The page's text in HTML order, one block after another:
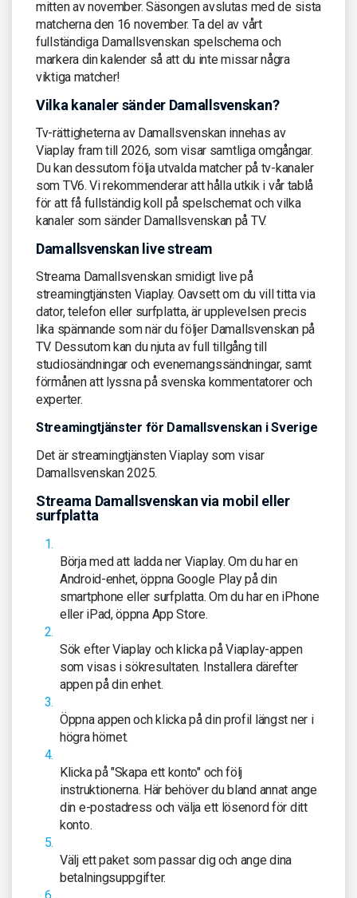
mitten av november. Säsongen avslutas med de sista
matcherna den 16 november. Ta del av vårt
fullständiga Damallsvenskan spelschema och
markera din kalender så att du inte missar några
viktiga matcher!
Vilka kanaler sänder Damallsvenskan?
Tv-rättigheterna av Damallsvenskan innehas av
Viaplay fram till 2026, som visar samtliga omgångar.
Du kan dessutom följa utvalda matcher på tv-kanaler
som TV6. Vi rekommenderar att hålla utkik i vår tablå
för att få fullständig koll på spelschemat och vilka
kanaler som sänder Damallsvenskan på TV.
Damallsvenskan live stream
Streama Damallsvenskan smidigt live på
streamingtjänsten Viaplay. Oavsett om du vill titta via
dator, telefon eller surfplatta, är upplevelsen precis
lika spännande som när du följer Damallsvenskan på
TV. Dessutom kan du njuta av full tillgång till
studiosändningar och evenemangssändningar, samt
förmånen att lyssna på svenska kommentatorer och
experter.
Streamingtjänster för Damallsvenskan i Sverige
Det är streamingtjänsten Viaplay som visar
Damallsvenskan 2025.
Streama Damallsvenskan via mobil eller
surfplatta
Börja med att ladda ner Viaplay. Om du har en
Android-enhet, öppna Google Play på din
smartphone eller surfplatta. Om du har en iPhone
eller iPad, öppna App Store.
Sök efter Viaplay och klicka på Viaplay-appen
som visas i sökresultaten. Installera därefter
appen på din enhet.
Öppna appen och klicka på din profil längst ner i
högra hörnet.
Klicka på "Skapa ett konto" och följ
instruktionerna. Här behöver du bland annat ange
din e-postadress och välja ett lösenord för ditt
konto.
Välj ett paket som passar dig och ange dina
betalningsuppgifter.